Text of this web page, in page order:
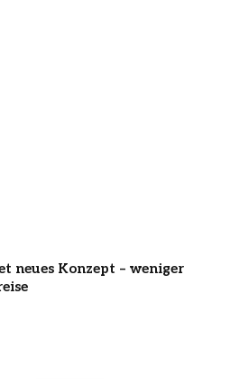
neues Konzept – weniger